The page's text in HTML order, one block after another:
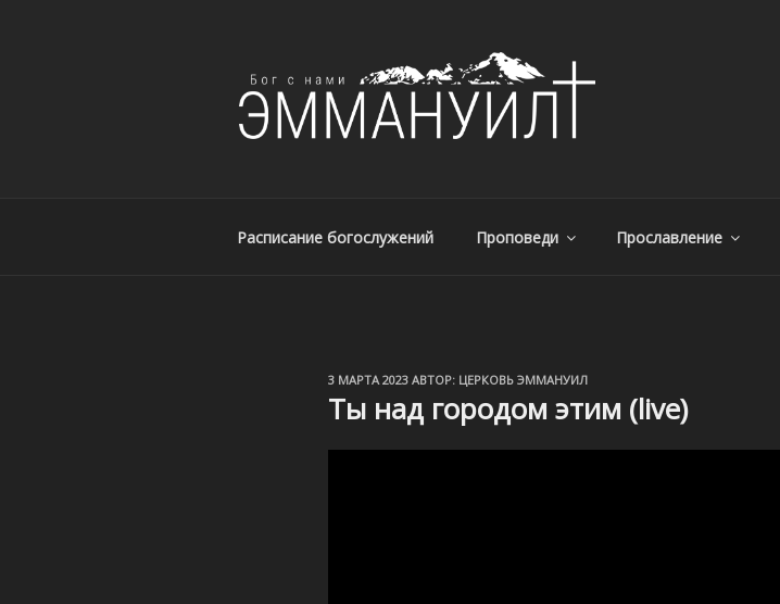
Расписание богослужений Проповеди Прославление
ОПУБЛИКОВАНО
3 МАРТА 2023 АВТОР: ЦЕРКОВЬ ЭММАНУИЛ
Ты над городом этим (live)